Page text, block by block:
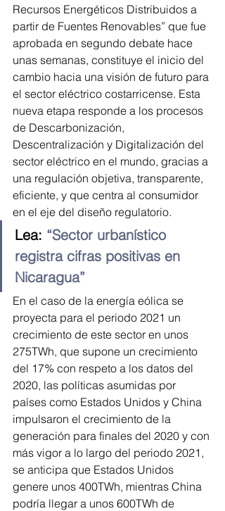
Recursos Energéticos Distribuidos a
partir de Fuentes Renovables” que fue
aprobada en segundo debate hace
unas semanas, constituye el inicio del
cambio hacia una visión de futuro para
el sector eléctrico costarricense. Esta
nueva etapa responde a los procesos
de Descarbonización,
Descentralización y Digitalización del
sector eléctrico en el mundo, gracias a
una regulación objetiva, transparente,
eficiente, y que centra al consumidor
en el eje del diseño regulatorio.
Lea: “Sector urbanístico
registra cifras positivas en
Nicaragua”
En el caso de la energía eólica se
proyecta para el periodo 2021 un
crecimiento de este sector en unos
275TWh, que supone un crecimiento
del 17% con respeto a los datos del
2020, las políticas asumidas por
países como Estados Unidos y China
impulsaron el crecimiento de la
generación para finales del 2020 y con
más vigor a lo largo del periodo 2021,
se anticipa que Estados Unidos
genere unos 400TWh, mientras China
podría llegar a unos 600TWh de